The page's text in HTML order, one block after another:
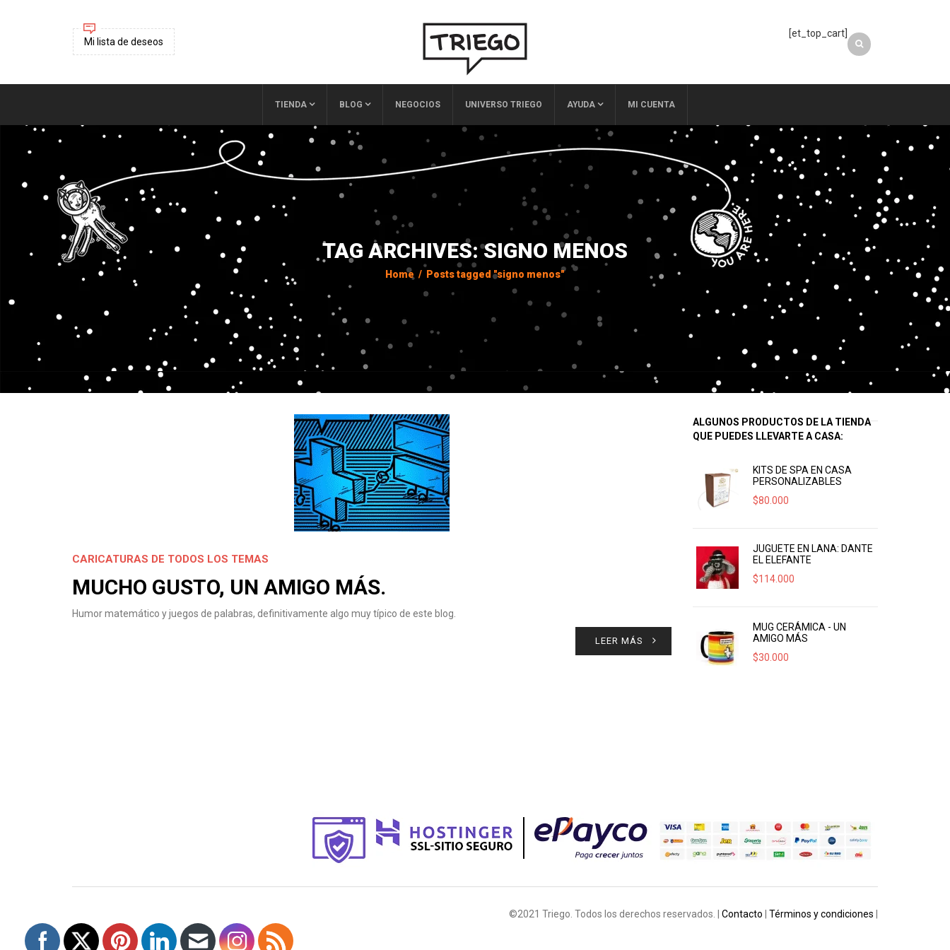
Mi lista de deseos
[et_top_cart]
TIENDA BLOG NEGOCIOS UNIVERSO TRIEGO AYUDA MI CUENTA
TAG ARCHIVES: SIGNO MENOS
Home / Posts tagged "signo menos"
CARICATURAS DE TODOS LOS TEMAS
MUCHO GUSTO, UN AMIGO MÁS.
Humor matemático y juegos de palabras, definitivamente algo muy típico de este blog.
LEER MÁS
ALGUNOS PRODUCTOS DE LA TIENDA
QUE PUEDES LLEVARTE A CASA:
KITS DE SPA EN CASA
PERSONALIZABLES
$80.000
JUGUETE EN LANA: DANTE
EL ELEFANTE
$114.000
MUG CERÁMICA - UN
AMIGO MÁS
$30.000
©2021 Triego. Todos los derechos reservados. | Contacto Términos y condiciones